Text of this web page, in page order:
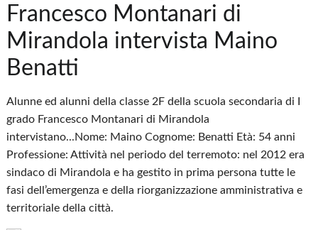
Francesco Montanari di
Mirandola intervista Maino
Benatti
Alunne ed alunni della classe 2F della scuola secondaria di I
grado Francesco Montanari di Mirandola
intervistano...Nome: Maino Cognome: Benatti Età: 54 anni
Professione: Attività nel periodo del terremoto: nel 2012 era
sindaco di Mirandola e ha gestito in prima persona tutte le
fasi dell’emergenza e della riorganizzazione amministrativa e
territoriale della città.